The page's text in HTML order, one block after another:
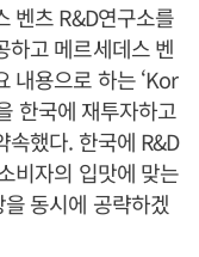
벤츠 R&D연구소를
하고 메르세데스 벤
내용으로 하는 ‘Kor
한국에 재투자하고
속했다. 한국에 R&D
비자의 입맛에 맞는
동시에 공략하겠